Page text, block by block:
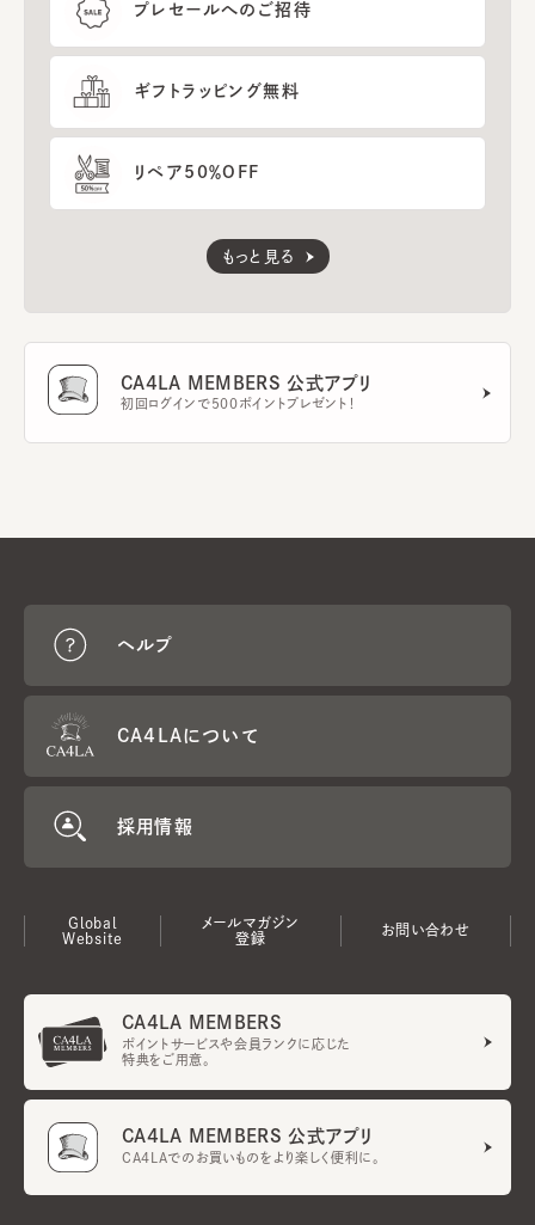
プレセールへのご招待
ギフトラッピング無料
リペア50％OFF
もっと見る
CA4LA MEMBERS 公式アプリ
初回ログインで500ポイントプレゼント！
ヘルプ
CA4LAについて
採用情報
Global
Website
メールマガジン
登録
お問い合わせ
CA4LA MEMBERS
ポイントサービスや会員ランクに応じた
特典をご用意。
CA4LA MEMBERS 公式アプリ
CA4LAでのお買いものをより楽しく便利に。